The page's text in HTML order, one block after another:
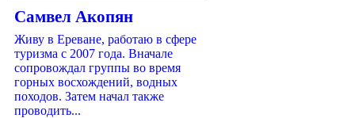
Самвел Акопян
Живу в Ереване, работаю в сфере
туризма с 2007 года. Вначале
сопровождал группы во время
горных восхождений, водных
походов. Затем начал также
проводить...